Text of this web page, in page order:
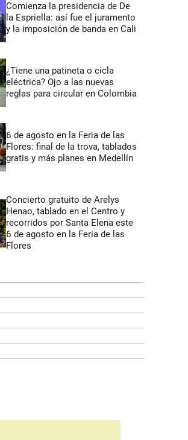
Comienza la presidencia de De
la Espriella: así fue el juramento
y la imposición de banda en Cali
¿Tiene una patineta o cicla
eléctrica? Ojo a las nuevas
reglas para circular en Colombia
6 de agosto en la Feria de las
Flores: final de la trova, tablados
gratis y más planes en Medellín
Concierto gratuito de Arelys
Henao, tablado en el Centro y
recorridos por Santa Elena este
6 de agosto en la Feria de las
Flores